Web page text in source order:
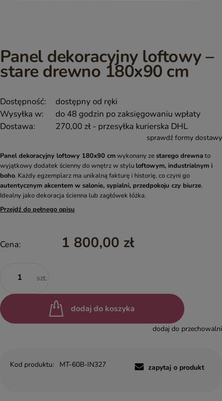
Panel dekoracyjny loftowy –
stare drewno 180x90 cm
Dostępność:
dostępny od ręki
Wysyłka w:
do 48 godzin po zaksięgowaniu wpłaty
Dostawa:
270,00 zł - przesyłka kurierska DHL
sprawdź formy dostawy
Panel dekoracyjny loftowy 180x90 cmwykonany zestarego drewnato
wyjątkowy dodatek ścienny do wnętrz w stylu loftowym, industrialnym i
boho. Każdy egzemplarz ma unikalną fakturę i historię, co czyni go
autentycznym akcentem w salonie, sypialni, przedpokoju czy biurze.
Idealny jako dekoracja ścienna lub zagłówek łóżka.
Przejdź do pełnego opisu
Cena: 1 800,00 zł
szt.
dodaj do koszyka
dodaj do przechowalni
Kod produktu: MT-60B-IN327 zapytaj o produkt